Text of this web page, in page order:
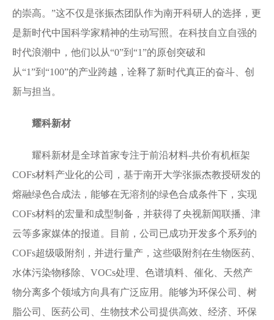
的崇高。”这不仅是张振杰团队作为南开科研人的选择，更
是新时代中国科学家精神的生动写照。在科技自立自强的
时代浪潮中，他们以从“0”到“1”的原创突破和
从“1”到“100”的产业跨越，诠释了新时代真正的奋斗、创
新与担当。
耀科新材
耀科新材是全球首家专注于前沿材料-共价有机框架
COFs材料产业化的公司，基于南开大学张振杰教授研发的
熔融绿色合成法，能够在无溶剂的绿色合成条件下，实现
COFs材料的宏量和成型制备，并获得了央视新闻联播、津
云等多家媒体的报道。目前，公司已成功开发多个系列的
COFs超级吸附剂，并进行量产，这些吸附剂在生物医药、
水体污染物移除、VOCs处理、色谱填料、催化、天然产
物分离多个领域方向具有广泛应用。能够为环保公司、树
脂公司、医药公司、生物技术公司提供高效、经济、环保